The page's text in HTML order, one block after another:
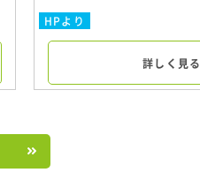
HPより
詳しく見る